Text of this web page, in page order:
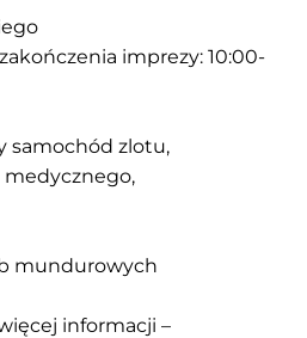
imprezy: 10:00-
samochód zlotu,
medycznego,
mundurowych
informacji –